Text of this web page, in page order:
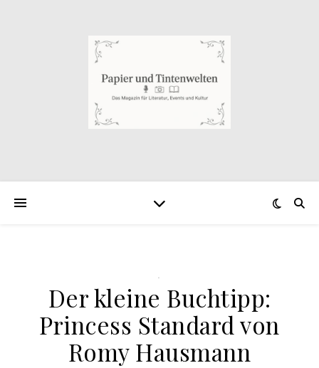
.
Der kleine Buchtipp:
Princess Standard von
Romy Hausmann